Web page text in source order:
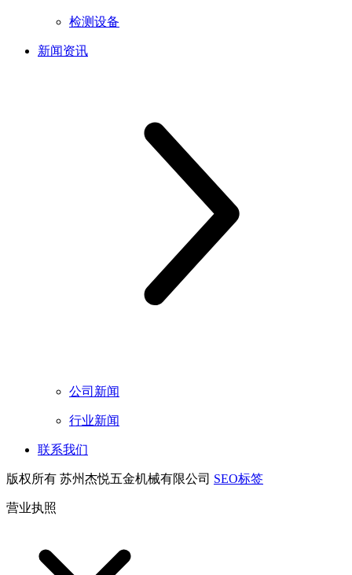
检测设备
新闻资讯
公司新闻
行业新闻
联系我们
版权所有 苏州杰悦五金机械有限公司 SEO标签
营业执照